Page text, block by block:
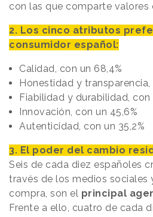
con las que comparte valores
2. Los cinco atributos
consumidor español:
Calidad, con un 68,4%
Honestidad y transparencia,
Fiabilidad y durabilidad, con
Innovación, con un 45,6%
Autenticidad, con un 35,2%
3. El poder del cambio
Seis de cada diez españoles
través de los medios sociales
compra, son el principal
Frente a ello, cuatro de cada